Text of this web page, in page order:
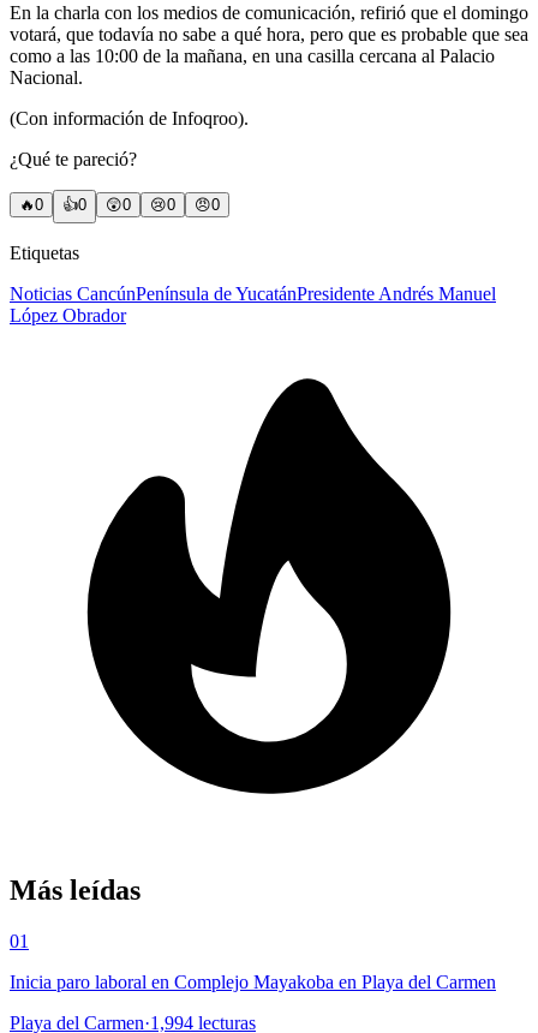
En la charla con los medios de comunicación, refirió que el domingo
votará, que todavía no sabe a qué hora, pero que es probable que sea
como a las 10:00 de la mañana, en una casilla cercana al Palacio
Nacional.
(Con información de Infoqroo).
¿Qué te pareció?
🔥0 👍0 😲0 😢0 😠0
Etiquetas
Noticias CancúnPenínsula de YucatánPresidente Andrés Manuel
López Obrador
Más leídas
01
Inicia paro laboral en Complejo Mayakoba en Playa del Carmen
Playa del Carmen·1,994 lecturas